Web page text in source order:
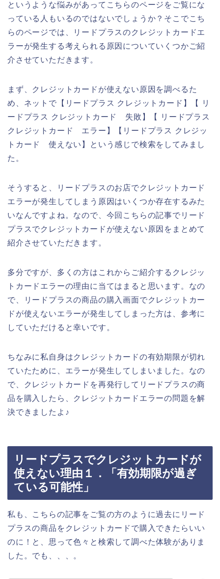
というような悩みがあってこちらのページをご覧にな
っている人もいるのではないでしょうか？そこでこち
らのページでは、リードプラスのクレジットカードエ
ラーが発生する考えられる原因についていくつかご紹
介させていただきます。
まず、クレジットカードが使えない原因を調べるた
め、ネットで【リードプラス クレジットカード】【 リ
ードプラス クレジットカード 失敗】【 リードプラス
クレジットカード エラー】【リードプラス クレジッ
トカード 使えない】という感じで検索をしてみまし
た。
そうすると、リードプラスのお店でクレジットカード
エラーが発生してしまう原因はいくつか存在するみた
いなんですよね。なので、今回こちらの記事でリード
プラスでクレジットカードが使えない原因をまとめて
紹介させていただきます。
多分ですが、多くの方はこれからご紹介するクレジッ
トカードエラーの理由に当てはまると思います。なの
で、リードプラスの商品の購入画面でクレジットカー
ドが使えないエラーが発生してしまった方は、参考に
していただけると幸いです。
ちなみに私自身はクレジットカードの有効期限が切れ
ていたために、エラーが発生してしまいました。なの
で、クレジットカードを再発行してリードプラスの商
品を購入したら、クレジットカードエラーの問題を解
決できましたよ♪
リードプラスでクレジットカードが
使えない理由１．「有効期限が過ぎ
ている可能性」
私も、こちらの記事をご覧の方のように過去にリード
プラスの商品をクレジットカードで購入できたらいい
のに！と、思って色々と検索して調べた体験がありま
した。でも、、、。